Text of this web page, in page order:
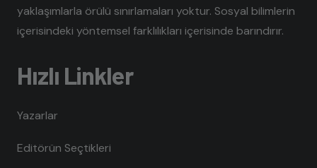
yaklaşımlarla örülü sınırlamaları yoktur. Sosyal bilimlerin
içerisindeki yöntemsel farklılıkları içerisinde barındırır.
Hızlı Linkler
Yazarlar
Editörün Seçtikleri